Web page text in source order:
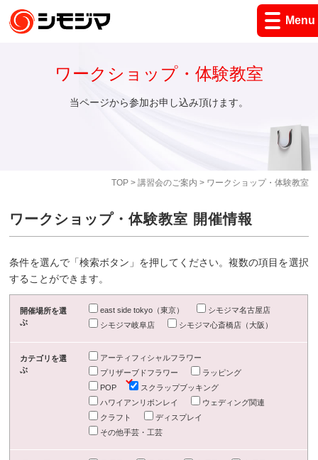
Menu
TOP> 講習会のご案内 > ワークショップ・体験教室
ワークショップ・体験教室
当ページから参加お申し込み頂けます。
ワークショップ・体験教室 開催情報
条件を選んで「検索ボタン」を押してください。複数の項目を選択
することができます。
開催場所を選
ぶ
east side tokyo（東京）
シモジマ名古屋店
シモジマ岐阜店
シモジマ心斎橋店（大阪）
カテゴリを選
ぶ
アーティフィシャルフラワー
プリザーブドフラワー
ラッピング
POP
スクラップブッキング
ハワイアンリボンレイ
ウェディング関連
クラフト
ディスプレイ
その他手芸・工芸